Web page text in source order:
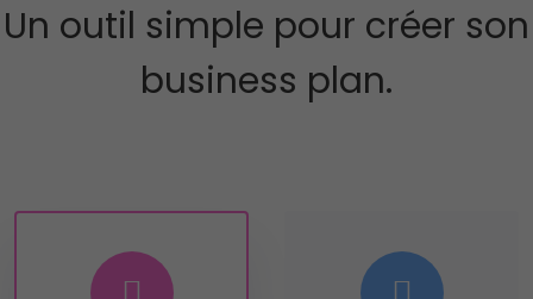
Un outil simple pour créer son
business plan.